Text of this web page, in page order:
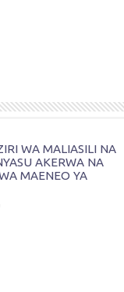
WA MALIASILI NA
AKERWA NA
MAENEO YA